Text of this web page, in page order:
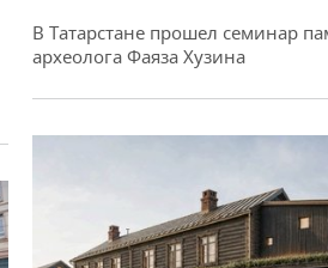
В Татарстане прошел семинар
археолога Фаяза Хузина